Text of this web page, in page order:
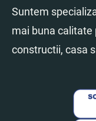
Suntem
mai buna calitate
constructii, casa